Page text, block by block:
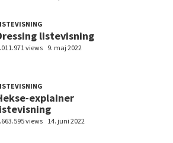
listevisning
views 9. maj 2022
explainer
views 14. juni 2022